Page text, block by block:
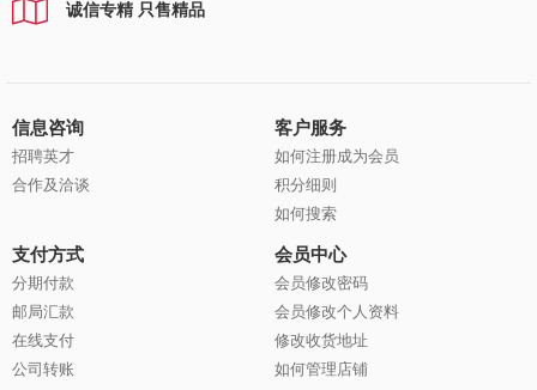
诚信专精 只售精品
信息咨询
招聘英才
合作及洽谈
客户服务
如何注册成为会员
积分细则
如何搜索
支付方式
分期付款
邮局汇款
在线支付
公司转账
会员中心
会员修改密码
会员修改个人资料
修改收货地址
如何管理店铺